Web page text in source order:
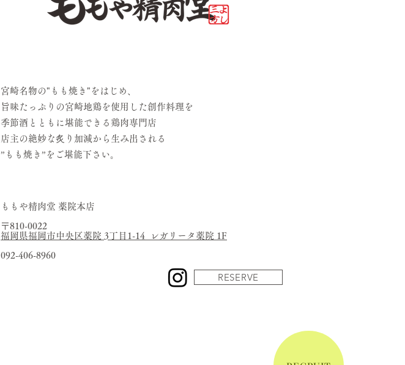
宮崎名物の"もも焼き"をはじめ、
旨味たっぷりの宮崎地鶏を使用した創作料理を
季節酒とともに堪能できる鶏肉専門店
店主の絶妙な炙り加減から生み出される
”もも焼き”をご堪能下さい。
ももや精肉堂 薬院本店
​〒810-0022
福岡県福岡市中央区薬院 3丁目1-14 レガリータ薬院 1F
092-406-8960
RESERVE